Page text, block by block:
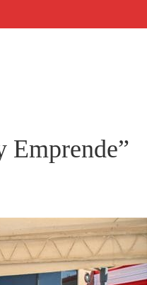
Emprende”